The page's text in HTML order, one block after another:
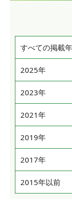
すべての掲載年
2025年
2023年
2021年
2019年
2017年
2015年以前